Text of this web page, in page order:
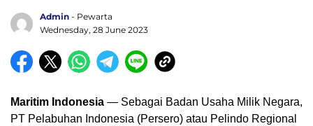
Admin - Pewarta
Wednesday, 28 June 2023
Maritim Indonesia — Sebagai Badan Usaha Milik Negara,
PT Pelabuhan Indonesia (Persero) atau Pelindo Regional